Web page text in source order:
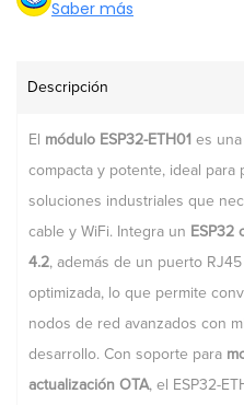
Saber más
Descripción
El módulo ESP32-ETH01 es
compacta y potente, ideal para
soluciones industriales que
cable y WiFi. Integra un ESP32
4.2, además de un puerto
optimizada, lo que permite
nodos de red avanzados con
desarrollo. Con soporte para
actualización OTA, el ESP32-